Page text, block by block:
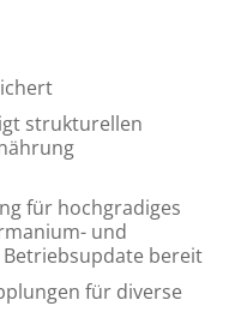
strukturellen
für hochgradiges
und
bereit
für diverse